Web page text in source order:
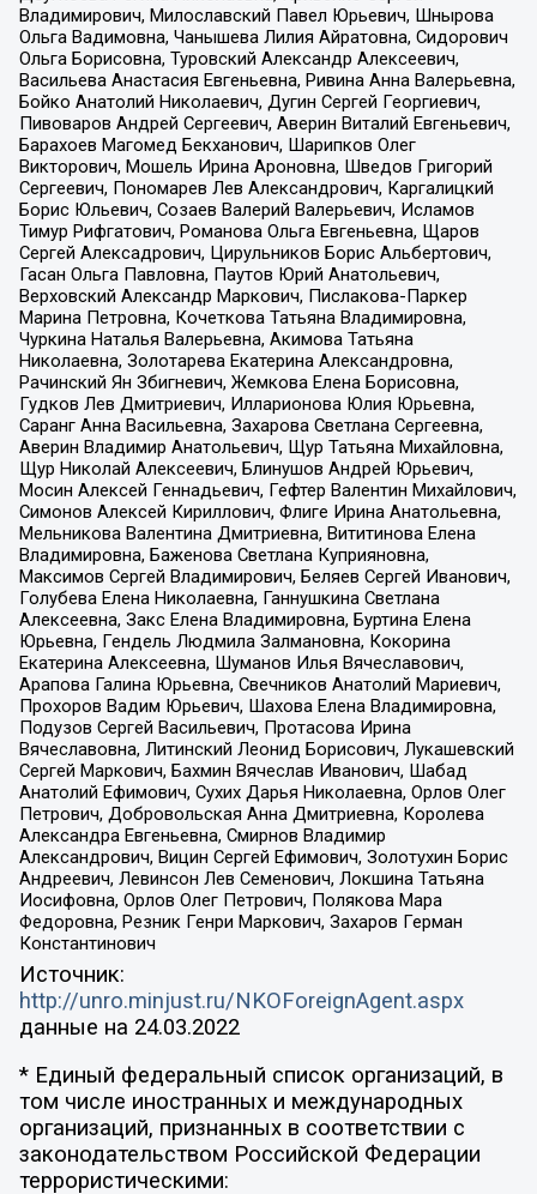
Владимирович, Милославский Павел Юрьевич, Шнырова
Ольга Вадимовна, Чанышева Лилия Айратовна, Сидорович
Ольга Борисовна, Туровский Александр Алексеевич,
Васильева Анастасия Евгеньевна, Ривина Анна Валерьевна,
Бойко Анатолий Николаевич, Дугин Сергей Георгиевич,
Пивоваров Андрей Сергеевич, Аверин Виталий Евгеньевич,
Барахоев Магомед Бекханович, Шарипков Олег
Викторович, Мошель Ирина Ароновна, Шведов Григорий
Сергеевич, Пономарев Лев Александрович, Каргалицкий
Борис Юльевич, Созаев Валерий Валерьевич, Исламов
Тимур Рифгатович, Романова Ольга Евгеньевна, Щаров
Сергей Алексадрович, Цирульников Борис Альбертович,
Гасан Ольга Павловна, Паутов Юрий Анатольевич,
Верховский Александр Маркович, Пислакова-Паркер
Марина Петровна, Кочеткова Татьяна Владимировна,
Чуркина Наталья Валерьевна, Акимова Татьяна
Николаевна, Золотарева Екатерина Александровна,
Рачинский Ян Збигневич, Жемкова Елена Борисовна,
Гудков Лев Дмитриевич, Илларионова Юлия Юрьевна,
Саранг Анна Васильевна, Захарова Светлана Сергеевна,
Аверин Владимир Анатольевич, Щур Татьяна Михайловна,
Щур Николай Алексеевич, Блинушов Андрей Юрьевич,
Мосин Алексей Геннадьевич, Гефтер Валентин Михайлович,
Симонов Алексей Кириллович, Флиге Ирина Анатольевна,
Мельникова Валентина Дмитриевна, Вититинова Елена
Владимировна, Баженова Светлана Куприяновна,
Максимов Сергей Владимирович, Беляев Сергей Иванович,
Голубева Елена Николаевна, Ганнушкина Светлана
Алексеевна, Закс Елена Владимировна, Буртина Елена
Юрьевна, Гендель Людмила Залмановна, Кокорина
Екатерина Алексеевна, Шуманов Илья Вячеславович,
Арапова Галина Юрьевна, Свечников Анатолий Мариевич,
Прохоров Вадим Юрьевич, Шахова Елена Владимировна,
Подузов Сергей Васильевич, Протасова Ирина
Вячеславовна, Литинский Леонид Борисович, Лукашевский
Сергей Маркович, Бахмин Вячеслав Иванович, Шабад
Анатолий Ефимович, Сухих Дарья Николаевна, Орлов Олег
Петрович, Добровольская Анна Дмитриевна, Королева
Александра Евгеньевна, Смирнов Владимир
Александрович, Вицин Сергей Ефимович, Золотухин Борис
Андреевич, Левинсон Лев Семенович, Локшина Татьяна
Иосифовна, Орлов Олег Петрович, Полякова Мара
Федоровна, Резник Генри Маркович, Захаров Герман
Константинович
Источник:
http://unro.minjust.ru/NKOForeignAgent.aspx
данные на 24.03.2022
* Единый федеральный список организаций, в
том числе иностранных и международных
организаций, признанных в соответствии с
законодательством Российской Федерации
террористическими: